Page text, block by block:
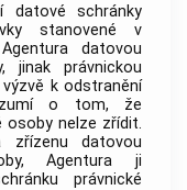
datové schránky
stanovené v
datovou
jinak právnickou
k odstranění
o tom, že
osoby nelze zřídit.
zřízenu datovou
Agentura ji
právnické